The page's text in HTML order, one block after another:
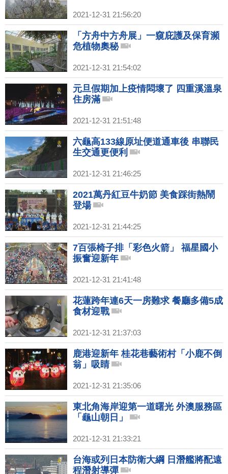
2021-12-31 21:56:20
「方舟中方舟展」一窺庇護及保育瀕
危植物奧秘
2021-12-31 21:54:02
元旦假期加上疫情悶壞了 四重溪溫泉
住房滿
2021-12-31 21:51:48
六龜高133線原址便道通車後 串聯民
生交通更便利
2021-12-31 21:46:25
2021萬丹紅豆牛奶節 美食踩街熱鬧
登場
2021-12-31 21:44:25
7百張椅子排「彩色火箭」 福星國小
振奮迎新年
2021-12-31 21:41:48
花蓮跨年連6天一房難求 餐廳多備5成
食材迎戰
2021-12-31 21:37:03
鹿港迎新年 桂花巷藝術村「小鹿不倒
翁」吸睛
2021-12-31 21:35:06
東北角海岸迎第一道曙光 外澳服務區
「龜山朝日」
2021-12-31 21:33:21
台海或列日本防衛大綱 日潛艦將配遠
程潛射導彈